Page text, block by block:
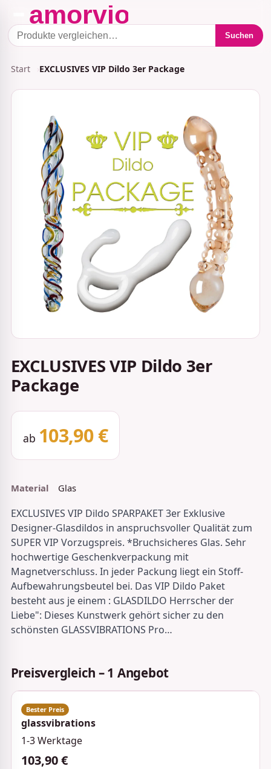
Suchen
Start EXCLUSIVES VIP Dildo 3er Package
EXCLUSIVES VIP Dildo 3er
Package
ab 103,90 €
Material Glas
EXCLUSIVES VIP Dildo SPARPAKET 3er Exklusive
Designer-Glasdildos in anspruchsvoller Qualität zum
SUPER VIP Vorzugspreis. *Bruchsicheres Glas. Sehr
hochwertige Geschenkverpackung mit
Magnetverschluss. In jeder Packung liegt ein Stoff-
Aufbewahrungsbeutel bei. Das VIP Dildo Paket
besteht aus je einem : GLASDILDO Herrscher der
Liebe": Dieses Kunstwerk gehört sicher zu den
schönsten GLASSVIBRATIONS Pro…
Preisvergleich – 1 Angebot
glassvibrations
1-3 Werktage
103,90 €